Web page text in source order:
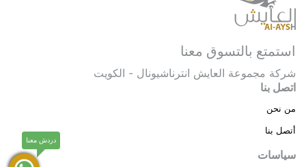
استمتع بالتسوق معنا
شركة مجموعة العايش انترناشيونال - الكويت
اتصل بنا
من نحن
أتصل بنا
سياسات
دردش معنا